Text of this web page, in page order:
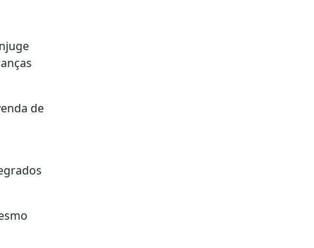
de